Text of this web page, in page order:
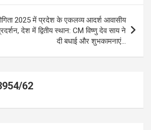
p
2025 में प्रदेश के एकलव्य आदर्श आवासीय
देश में द्वितीय स्थान: CM विष्णु देव साय ने
दी बधाई और शुभकामनाएं…
62